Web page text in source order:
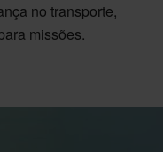
no transporte,
missões.